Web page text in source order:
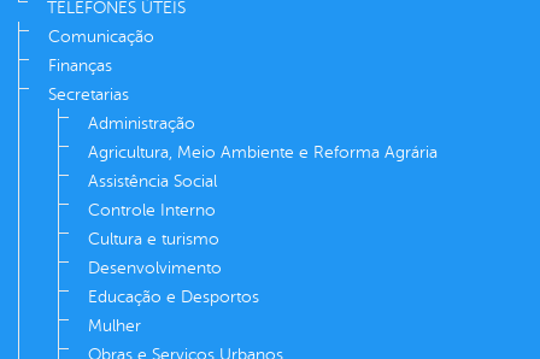
TELEFONES ÚTEIS
Comunicação
Finanças
Secretarias
Administração
Agricultura, Meio Ambiente e Reforma Agrária
Assistência Social
Controle Interno
Cultura e turismo
Desenvolvimento
Educação e Desportos
Mulher
Obras e Serviços Urbanos